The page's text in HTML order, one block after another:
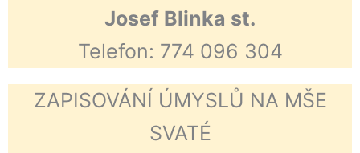
Josef Blinka st.
Telefon: 774 096 304
ZAPISOVÁNÍ ÚMYSLŮ NA MŠE
SVATÉ